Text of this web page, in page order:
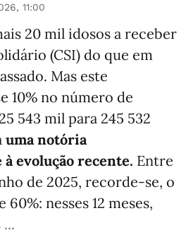
11:00
20 mil idosos a receber
(CSI) do que em
Mas este
10% no número de
543 mil para 245 532
uma notória
à evolução recente. Entre
de 2025, recorde-se, o
nesses 12 meses,